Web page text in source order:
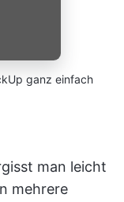
ganz einfach
man leicht
mehrere